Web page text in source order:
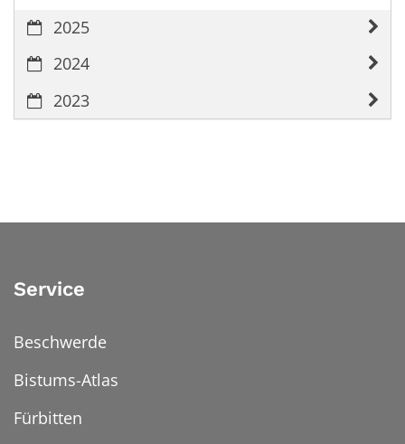
2025
2024
2023
Service
Beschwerde
Bistums-Atlas
Fürbitten